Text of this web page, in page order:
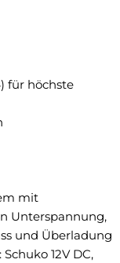
für höchste
mit
Unterspannung,
und Überladung
12V DC,